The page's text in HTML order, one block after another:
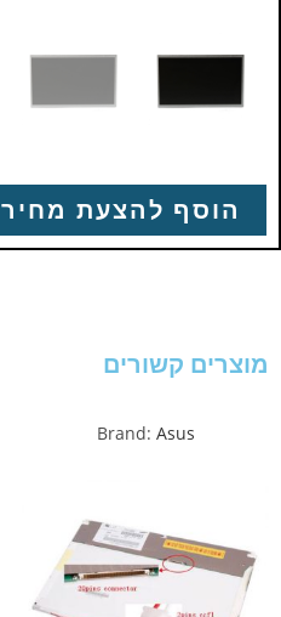
הוסף להצעת מחיר
מוצרים קשורים
Brand: Asus